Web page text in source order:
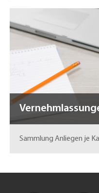
Sammlung Anliegen je